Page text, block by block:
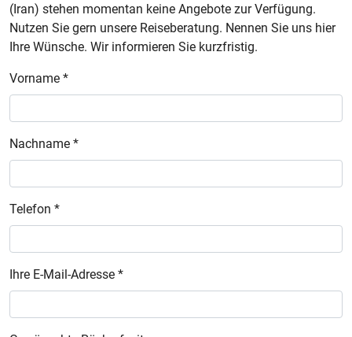
(Iran) stehen momentan keine Angebote zur Verfügung.
Nutzen Sie gern unsere Reiseberatung. Nennen Sie uns hier
Ihre Wünsche. Wir informieren Sie kurzfristig.
Vorname *
Nachname *
Telefon *
Ihre E-Mail-Adresse *